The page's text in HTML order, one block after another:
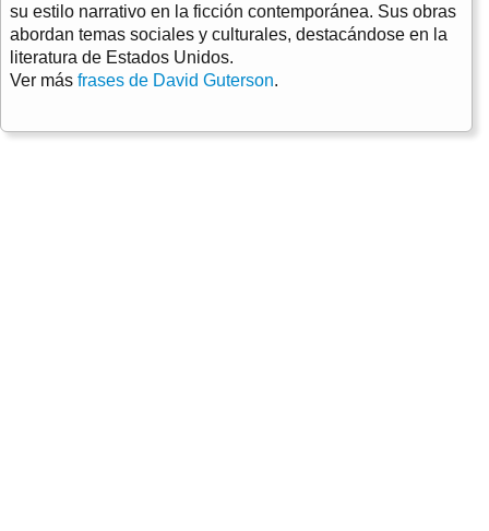
su estilo narrativo en la ficción contemporánea. Sus obras
abordan temas sociales y culturales, destacándose en la
literatura de Estados Unidos.
Ver más frases de David Guterson.